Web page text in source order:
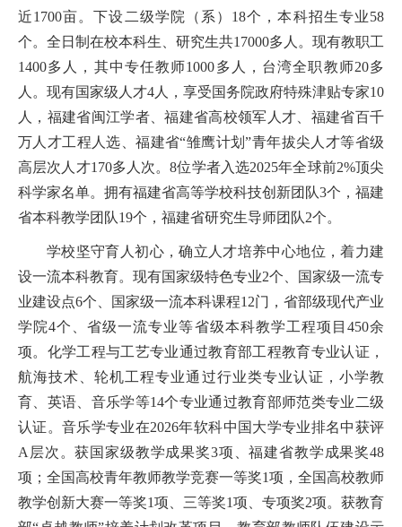
近1700亩。下设二级学院 （ 系 ） 18个，本科招生专业58
个。全日制在校本科生、研究生共17000多 人。现有教职工
1400多人，其中专任教师1000多人，台湾全职教师20多
人。现有国家级人才4 人，享受国务院政府特殊津贴专家10
人，福建省闽江学者、福建省高校领军人才、福建省百千
万人才工程人选、福建省“雏鹰计划”青年拔尖人才等省级
高层次人才1 70多人次。8位学者入选2025年全球前2%顶尖
科学家名单。 拥有福建省高等学校科技创新团队3个，福建
省本科教学团队19个，福建省研究生导师团队2个。
学校坚守育人初心，确立人才培养中心地位，着力建
设一流本科教育。现有国家级特色专业2个、国家级一流专
业建设点6个、国家级一流本科课程12门 ， 省部级现代产业
学院4个、省级一流专业等省级本科教学工程项目 450余
项。化学工程与工艺专业通过教育部工程教育专业认证，
航海技术、轮机工程专业通过行业类专业认证，小学教
育、英语、音乐学等14个专业通过教育部师范类专业二级
认证。音乐学专业在2026年软科中国大学专业排名中获评
A层次。获国家级教学成果奖3项、福建省教学成果奖48
项； 全国高校青年教师教学竞赛一等奖1项， 全国高校教师
教学创新大赛一等奖1项、 三等奖1项、 专项奖2项。获教育